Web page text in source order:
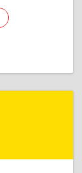
Седова ул,